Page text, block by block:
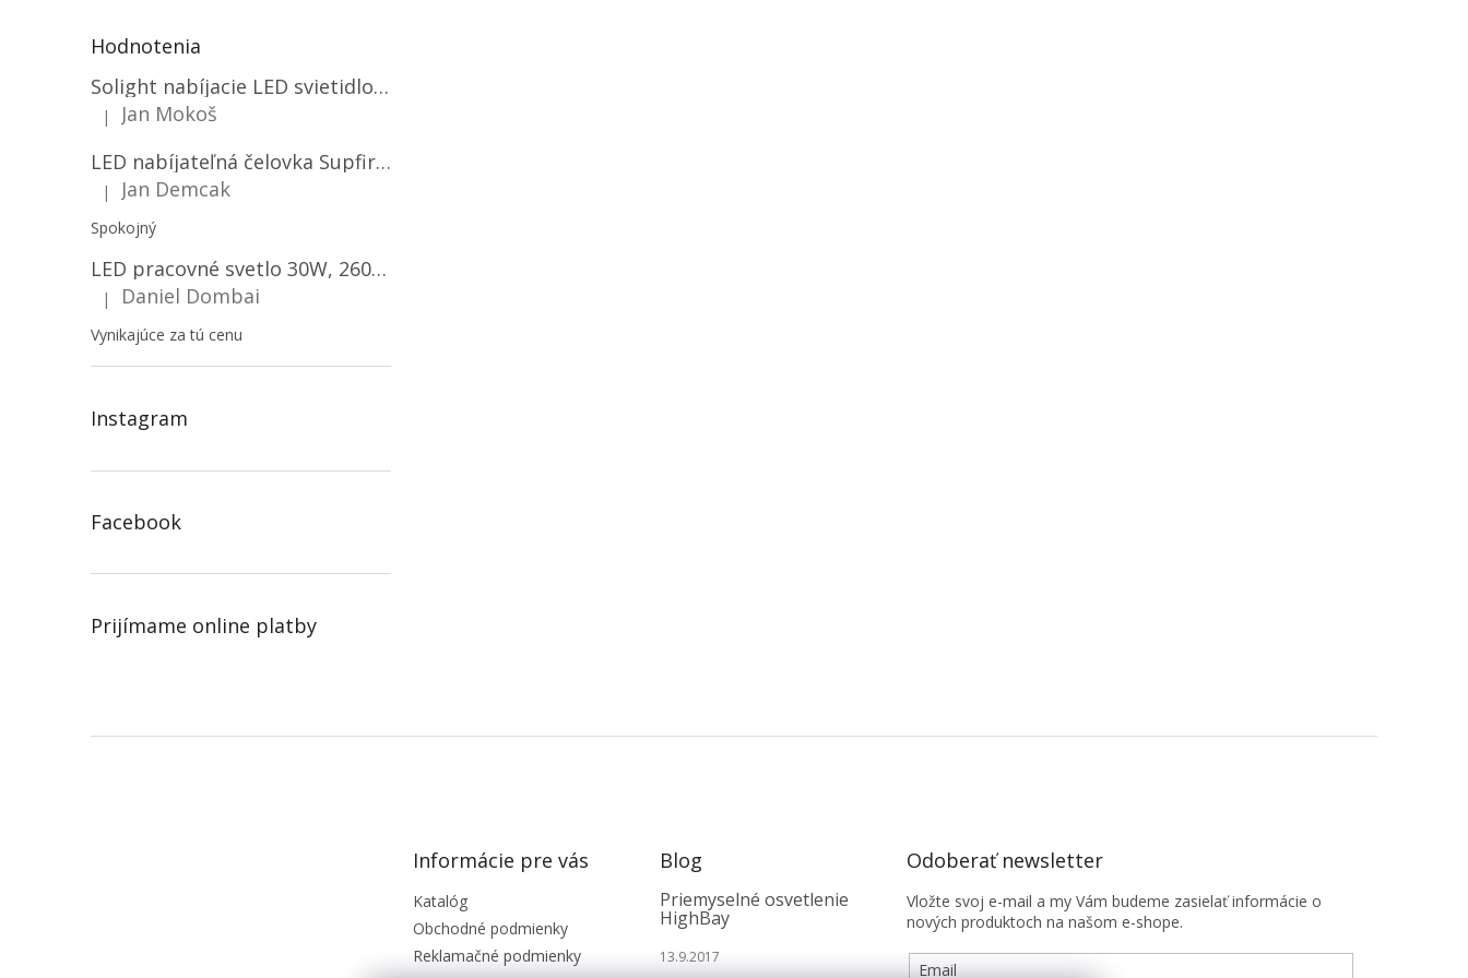
Hodnotenia
Solight nabíjacie LED svietidlo, 600lm, 2200mAh Li-Ion, USB nabíjanie [WN22]
Hodnotenie produktu je 5 z 5 hviezdičiek.
|
Jan Mokoš
LED nabíjateľná čelovka Supfire HL06, 3 módy + SOS + senzor, nabíjanie cez Micro-USB, 5W, 500lm, 300m
Hodnotenie produktu je 5 z 5 hviezdičiek.
| Jan Demcak
Spokojný
LED pracovné svetlo 30W, 2600LM, 12V/24V, IP67/2-PACK! [LB0087]
Hodnotenie produktu je 5 z 5 hviezdičiek.
| Daniel Dombai
Vynikajúce za tú cenu
Instagram
Facebook
Prijímame online platby
Informácie pre vás
Katalóg
Obchodné podmienky
Reklamačné podmienky
Blog
Priemyselné osvetlenie
HighBay
13.9.2017
Odoberať newsletter
Vložte svoj e-mail a my Vám budeme zasielať informácie o
nových produktoch na našom e-shope.
Email